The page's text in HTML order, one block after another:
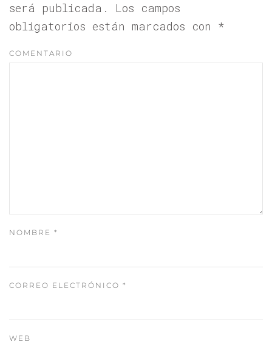
será publicada. Los campos
obligatorios están marcados con *
COMENTARIO
NOMBRE *
CORREO ELECTRÓNICO *
WEB